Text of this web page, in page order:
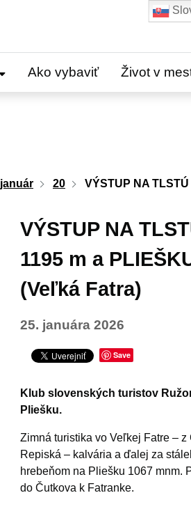
Ako vybaviť Život v
január 20 VÝSTUP NA
VÝSTUP NA
1195 m a
(Veľká Fatra)
25. januára 2026
Save
Klub slovenských turistov
Pliešku.
Zimná turistika vo Veľkej Fatre –
Repiská – kalvária a ďalej za
hrebeňom na Pliešku 1067 mnm.
do Čutkova k Fatranke.